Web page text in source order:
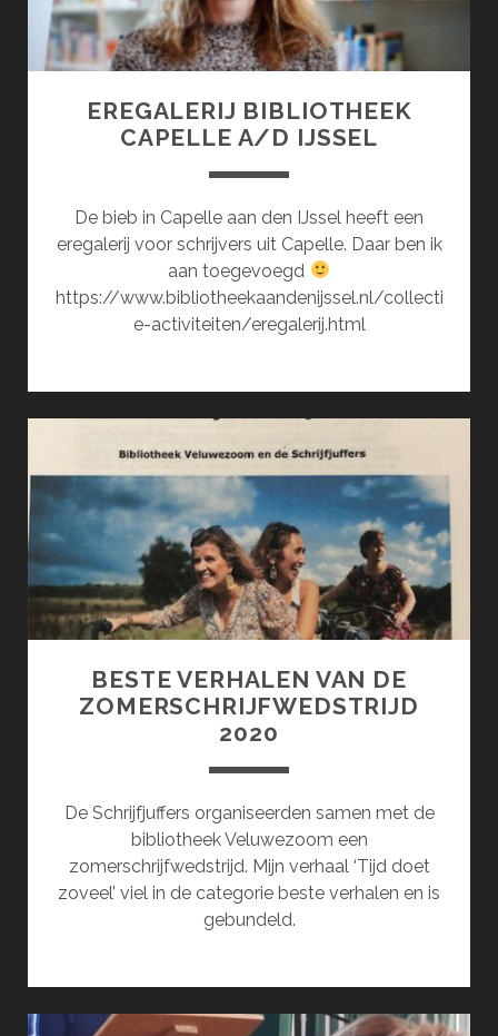
EREGALERIJ BIBLIOTHEEK
CAPELLE A/D IJSSEL
De bieb in Capelle aan den IJssel heeft een
eregalerij voor schrijvers uit Capelle. Daar ben ik
aan toegevoegd
https://www.bibliotheekaandenijssel.nl/collecti
e-activiteiten/eregalerij.html
BESTE VERHALEN VAN DE
ZOMERSCHRIJFWEDSTRIJD
2020
De Schrijfjuffers organiseerden samen met de
bibliotheek Veluwezoom een
zomerschrijfwedstrijd. Mijn verhaal ‘Tijd doet
zoveel’ viel in de categorie beste verhalen en is
gebundeld.